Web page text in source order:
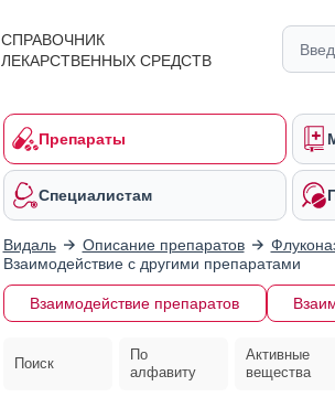
СПРАВОЧНИК
ЛЕКАРСТВЕННЫХ СРЕДСТВ
Препараты
Специалистам
Видаль Описание препаратов
Взаимодействие с другими препаратами
Взаимодействие препаратов
Поиск
По
алфавиту
Активные
вещества